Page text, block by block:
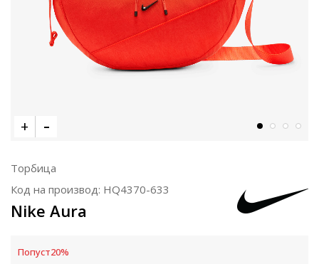
Торбица
Код на производ: HQ4370-633
Nike Aura
Попуст20%